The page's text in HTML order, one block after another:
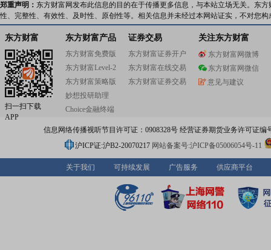
郑重声明： 东方财富网发布此信息的目的在于传播更多信息，与本站立场无关。东
性、完整性、有效性、及时性、原创性等。相关信息并未经过本网站证实，不对您
东方财富
扫一扫下载
APP
东方财富产品
东方财富免费版
东方财富Level-2
东方财富策略版
妙想投研助理
Choice金融终端
证券交易
东方财富证券开户
东方财富在线交易
东方财富证券交易
关注东方财富
东方财富网微博
东方财富网微信
意见与建议
信息网络传播视听节目许可证：0908328号 经营证券期货业务许可证编
沪ICP证:沪B2-20070217 网站备案号:沪ICP备05006054号-11
关于我们 可持续发展 广告服务 供应商平台